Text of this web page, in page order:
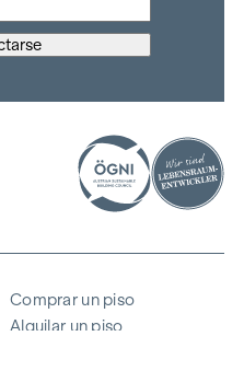
Comprar un piso
Alquilar un piso